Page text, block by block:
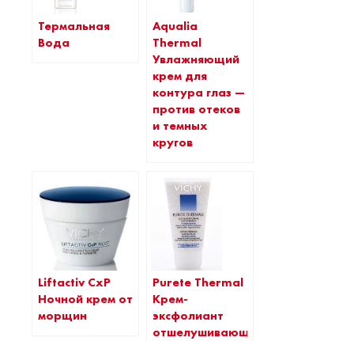
Термальная
Вода
Aqualia
Thermal
Увлажняющий
крем для
контура глаз —
против отеков
и темных
кругов
Liftactiv CxP
Ночной крем от
морщин
Purete Thermal
Крем-
эксфолиант
отшелушивающий